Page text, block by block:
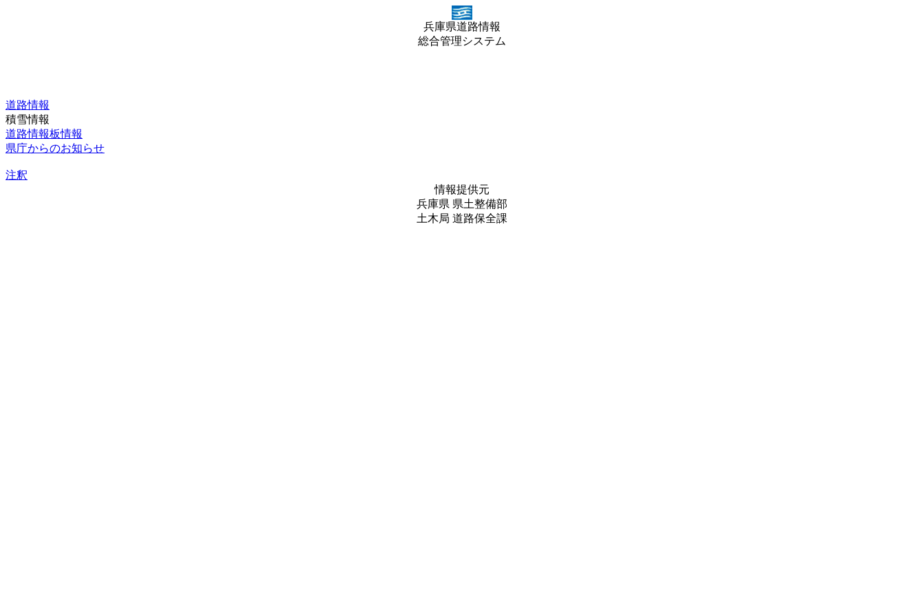
兵庫県道路情報
総合管理システム
道路情報
積雪情報
道路情報板情報
県庁からのお知らせ
注釈
情報提供元
兵庫県 県土整備部
土木局 道路保全課